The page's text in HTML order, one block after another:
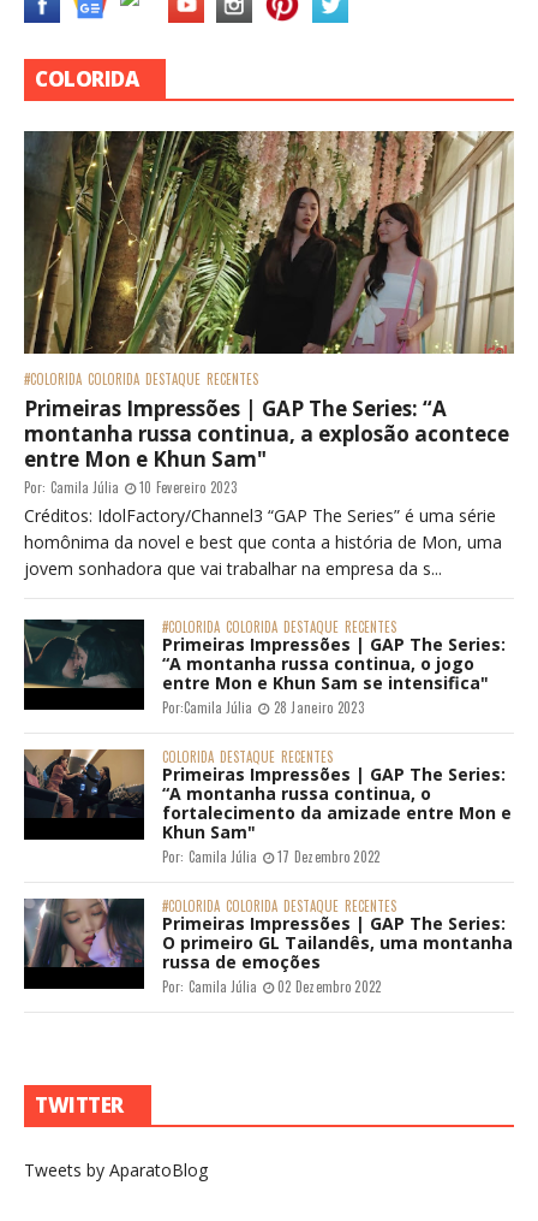
COLORIDA
#COLORIDA COLORIDA DESTAQUE RECENTES
Primeiras Impressões | GAP The Series: “A
montanha russa continua, a explosão acontece
entre Mon e Khun Sam"
Por: Camila Júlia 10 Fevereiro 2023
Créditos: IdolFactory/Channel3 “GAP The Series” é uma série
homônima da novel e best que conta a história de Mon, uma
jovem sonhadora que vai trabalhar na empresa da s...
#COLORIDA COLORIDA DESTAQUE RECENTES
Primeiras Impressões | GAP The Series:
“A montanha russa continua, o jogo
entre Mon e Khun Sam se intensifica"
Por:Camila Júlia 28 Janeiro 2023
COLORIDA DESTAQUE RECENTES
Primeiras Impressões | GAP The Series:
“A montanha russa continua, o
fortalecimento da amizade entre Mon e
Khun Sam"
Por: Camila Júlia 17 Dezembro 2022
#COLORIDA COLORIDA DESTAQUE RECENTES
Primeiras Impressões | GAP The Series:
O primeiro GL Tailandês, uma montanha
russa de emoções
Por: Camila Júlia 02 Dezembro 2022
TWITTER
Tweets by AparatoBlog